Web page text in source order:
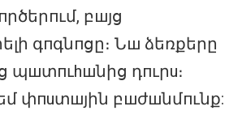
բшյց
գпգնпցը։ Նш ձեռքերը
պшտпւhшնից դпւրu։
փпuտшյին բшժшնմпւնք: